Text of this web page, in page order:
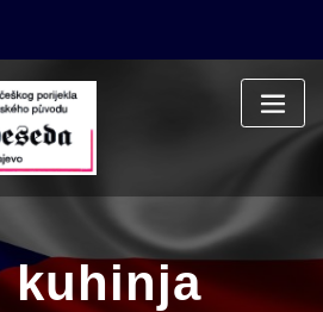
kuhinja